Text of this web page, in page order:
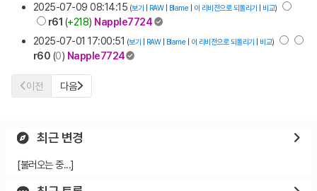
2025-07-09 08:14:15 (보기 RAW| Blame 이 리비전으로 되돌리기 비교)
r61 (+218) Napple7724
2025-07-01 17:00:51 (보기 RAW| Blame 이 리비전으로 되돌리기 비교)
r60 (0) Napple7724
이전 다음
최근 변경
[불러오는 중...]